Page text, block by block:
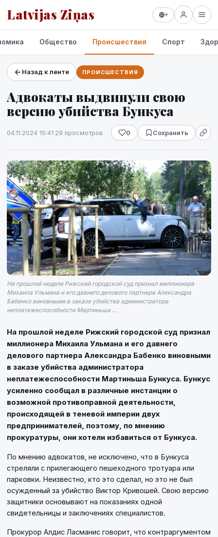
Latvijas Ziņas ▾
Проекты и сервисы
Прогноз погоды
Общество Происшествия Спорт
Назад к ленте ПРОИСШЕСТВИЯ
Адвокаты выдвинули свою
версию убийства Бункуса
04.11.2024 10:41·29 просмотров 0 Сохранить
На прошлой неделе Рижский городской суд признал миллионера
Михаила Ульмана и его давнего делового партнера Александра
Бабенко виновными в заказе убийства администратора
неплатежеспособности Мартиньша ...
На прошлой неделе Рижский городской суд признал
миллионера Михаила Ульмана и его давнего
делового партнера Александра Бабенко виновными
в заказе убийства администратора
неплатежеспособности Мартиньша Бункуса. Бункус
усиленно сообщал в различные инстанции о
возможной противоправной деятельности,
происходящей в теневой империи двух
предпринимателей, поэтому, по мнению
прокуратуры, они хотели избавиться от Бункуса.
По мнению адвокатов, не исключено, что в Бункуса
стреляли с прилегающего пешеходного тротуара или
парковки. Неизвестно, кто это сделал, но это не был
осужденный за убийство Виктор Кривошей. Свою версию
защитники основывают на показаниях одной
свидетельницы и заключениях специалистов.
Прокурор Алдис Ласманис говорит, что контраргументом